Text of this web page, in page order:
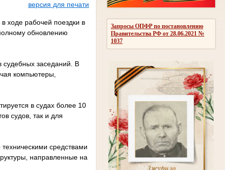
Запросы ОПФР по постановлению
Правительства РФ от 28.06.2021 №
1037
версия для печати
ходе рабочей поездки в
обновлению
заседаний. В
компьютеры,
в судах более 10
судов, так и для
средствами
направленные на